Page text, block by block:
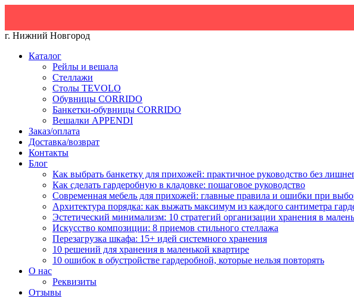
г. Нижний Новгород
Каталог
Рейлы и вешала
Стеллажи
Столы TEVOLO
Обувницы CORRIDO
Банкетки-обувницы CORRIDO
Вешалки APPENDI
Заказ/оплата
Доставка/возврат
Контакты
Блог
Как выбрать банкетку для прихожей: практичное руководство без
Как сделать гардеробную в кладовке: пошаговое руководство
Современная мебель для прихожей: главные правила и ошибки при
Архитектура порядка: как выжать максимум из каждого сантиметра
Эстетический минимализм: 10 стратегий организации хранения в
Искусство композиции: 8 приемов стильного стеллажа
Перезагрузка шкафа: 15+ идей системного хранения
10 решений для хранения в маленькой квартире
10 ошибок в обустройстве гардеробной, которые нельзя повторять
О нас
Реквизиты
Отзывы